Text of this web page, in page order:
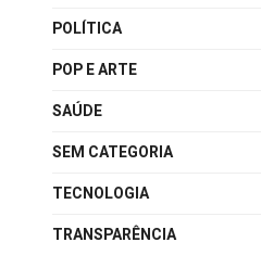
POLÍTICA
POP E ARTE
SAÚDE
SEM CATEGORIA
TECNOLOGIA
TRANSPARÊNCIA